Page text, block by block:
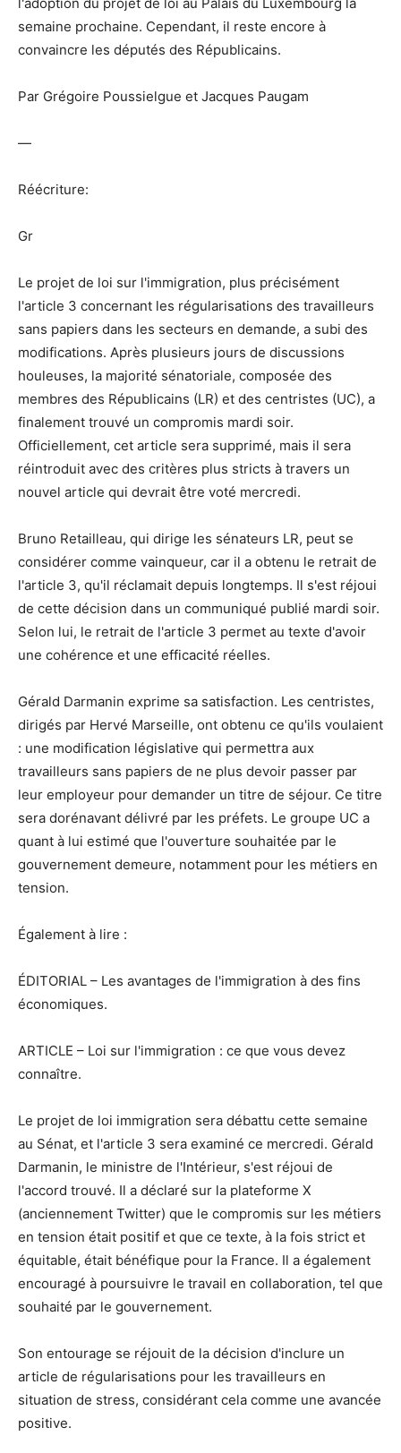
semaine prochaine. Cependant, il reste encore à
convaincre les députés des Républicains.
Par Grégoire Poussielgue et Jacques Paugam
—
Réécriture:
Gr
Le projet de loi sur l'immigration, plus précisément
l'article 3 concernant les régularisations des travailleurs
sans papiers dans les secteurs en demande, a subi des
modifications. Après plusieurs jours de discussions
houleuses, la majorité sénatoriale, composée des
membres des Républicains (LR) et des centristes (UC), a
finalement trouvé un compromis mardi soir.
Officiellement, cet article sera supprimé, mais il sera
réintroduit avec des critères plus stricts à travers un
nouvel article qui devrait être voté mercredi.
Bruno Retailleau, qui dirige les sénateurs LR, peut se
considérer comme vainqueur, car il a obtenu le retrait de
l'article 3, qu'il réclamait depuis longtemps. Il s'est réjoui
de cette décision dans un communiqué publié mardi soir.
Selon lui, le retrait de l'article 3 permet au texte d'avoir
une cohérence et une efficacité réelles.
Gérald Darmanin exprime sa satisfaction. Les centristes,
dirigés par Hervé Marseille, ont obtenu ce qu'ils voulaient
: une modification législative qui permettra aux
travailleurs sans papiers de ne plus devoir passer par
leur employeur pour demander un titre de séjour. Ce titre
sera dorénavant délivré par les préfets. Le groupe UC a
quant à lui estimé que l'ouverture souhaitée par le
gouvernement demeure, notamment pour les métiers en
tension.
Également à lire :
ÉDITORIAL – Les avantages de l'immigration à des fins
économiques.
ARTICLE – Loi sur l'immigration : ce que vous devez
connaître.
Le projet de loi immigration sera débattu cette semaine
au Sénat, et l'article 3 sera examiné ce mercredi. Gérald
Darmanin, le ministre de l'Intérieur, s'est réjoui de
l'accord trouvé. Il a déclaré sur la plateforme X
(anciennement Twitter) que le compromis sur les métiers
en tension était positif et que ce texte, à la fois strict et
équitable, était bénéfique pour la France. Il a également
encouragé à poursuivre le travail en collaboration, tel que
souhaité par le gouvernement.
Son entourage se réjouit de la décision d'inclure un
article de régularisations pour les travailleurs en
situation de stress, considérant cela comme une avancée
positive.